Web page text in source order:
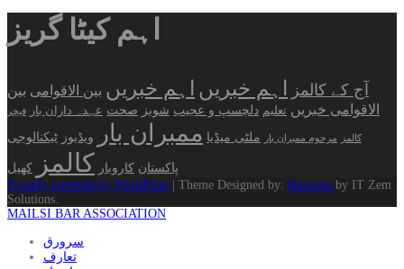
اہم کیٹا گریز
آج کے کالمز اہم خبریں اہم خبریں بین الاقوامی بین
الاقوامی خبریں تعلیم دلچسپ و عجیب شوبز صحت عہدہ داران بار فیچر
کالمز مرحوم ممبران بار ملٹی میڈیا ممبران بار ویڈیوز ٹیکنالوجی
پاکستان کاروبار کالمز کھیل
Proudly powered by WordPress Theme Designed by: Hostzem by IT Zem
Solutions.
MAILSI BAR ASSOCIATION
سرورق
تعارف